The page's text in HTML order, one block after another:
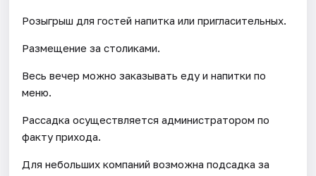
Розыгрыш для гостей напитка или пригласительных.
Размещение за столиками.
Весь вечер можно заказывать еду и напитки по
меню.
Рассадка осуществляется администратором по
факту прихода.
Для небольших компаний возможна подсадка за